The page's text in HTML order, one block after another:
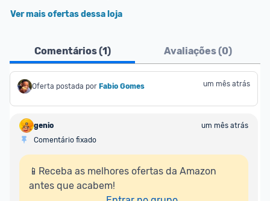
Ver mais ofertas dessa loja
Comentários (1) Avaliações (0)
Oferta postada por Fabio Gomes um mês atrás
genio
um mês atrás
Comentário fixado
📱Receba as melhores ofertas da Amazon
antes que acabem!